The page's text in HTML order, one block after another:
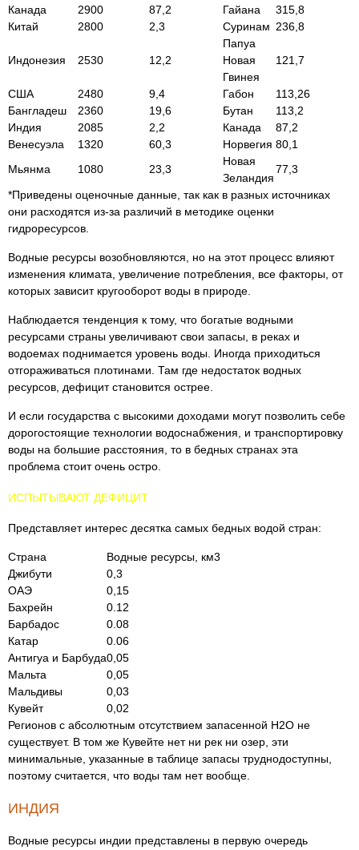
Канада
2900 87,2 Гайана
315,8
Китай
2800 2,3 Суринам 236,8
Индонезия 2530 12,2
Папуа
Новая
Гвинея
121,7
США 2480 9,4 Габон
113,26
Бангладеш
2360 19,6 Бутан
113,2
Индия
2085 2,2 Канада
87,2
Венесуэла
1320 60,3 Норвегия 80,1
Мьянма
1080 23,3
Новая
Зеландия
77,3
*Приведены оценочные данные, так как в разных источниках
они расходятся из-за различий в методике оценки
гидроресурсов.
Водные ресурсы возобновляются, но на этот процесс влияют
изменения климата, увеличение потребления, все факторы, от
которых зависит кругооборот воды в природе.
Наблюдается тенденция к тому, что богатые водными
ресурсами страны увеличивают свои запасы, в реках и
водоемах поднимается уровень воды. Иногда приходиться
отгораживаться плотинами. Там где недостаток водных
ресурсов, дефицит становится острее.
И если государства с высокими доходами могут позволить себе
дорогостоящие технологии водоснабжения, и транспортировку
воды на большие расстояния, то в бедных странах эта
проблема стоит очень остро.
ИСПЫТЫВАЮТ ДЕФИЦИТ
Представляет интерес десятка самых бедных водой стран:
Страна
Водные ресурсы, км3
Джибути
0,3
ОАЭ
0,15
Бахрейн
0.12
Барбадос
0.08
Катар
0.06
Антигуа и Барбуда0,05
Мальта
0,05
Мальдивы
0,03
Кувейт
0,02
Регионов с абсолютным отсутствием запасенной H2O не
существует. В том же Кувейте нет ни рек ни озер, эти
минимальные, указанные в таблице запасы труднодоступны,
поэтому считается, что воды там нет вообще.
ИНДИЯ
Водные ресурсы индии представлены в первую очередь